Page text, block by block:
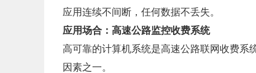
应用连续不间断，任何数据不丢失。
应用场合：高速公路监控收费系统
高可靠的计算机系统是高速公路联网收费系
因素之一。